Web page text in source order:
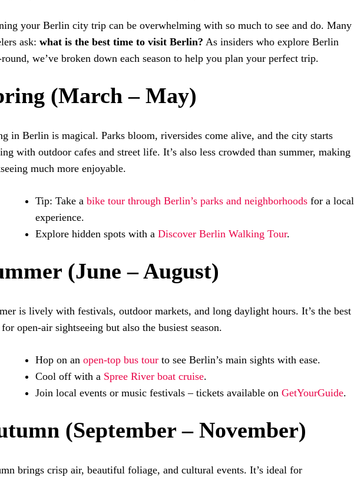
your Berlin city trip can be overwhelming with so much to see and do. Many
ask: what is the best time to visit Berlin? As insiders who explore Berlin
we’ve broken down each season to help you plan your perfect trip.
(March – May)
in Berlin is magical. Parks bloom, riversides come alive, and the city starts
with outdoor cafes and street life. It’s also less crowded than summer, making
much more enjoyable.
Tip: Take a bike tour through Berlin’s parks and neighborhoods for a local
experience.
Explore hidden spots with a Discover Berlin Walking Tour.
(June – August)
is lively with festivals, outdoor markets, and long daylight hours. It’s the best
open-air sightseeing but also the busiest season.
Hop on an open-top bus tour to see Berlin’s main sights with ease.
Cool off with a Spree River boat cruise.
Join local events or music festivals – tickets available on GetYourGuide.
(September – November)
brings crisp air, beautiful foliage, and cultural events. It’s ideal for